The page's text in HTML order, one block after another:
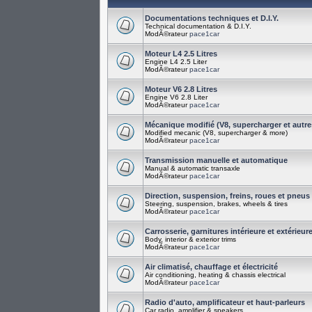
Documentations techniques et D.I.Y.
Technical documentation & D.I.Y.
ModÃ©rateurpace1car
Moteur L4 2.5 Litres
Engine L4 2.5 Liter
ModÃ©rateurpace1car
Moteur V6 2.8 Litres
Engine V6 2.8 Liter
ModÃ©rateurpace1car
Mécanique modifié (V8, supercharger et
Modified mecanic (V8, supercharger & more)
ModÃ©rateurpace1car
Transmission manuelle et automatique
Manual & automatic transaxle
ModÃ©rateurpace1car
Direction, suspension, freins, roues et pneus
Steering, suspension, brakes, wheels & tires
ModÃ©rateurpace1car
Carrosserie, garnitures intérieure et extérieure
Body, interior & exterior trims
ModÃ©rateurpace1car
Air climatisé, chauffage et électricité
Air conditioning, heating & chassis electrical
ModÃ©rateurpace1car
Radio d'auto, amplificateur et haut-parleurs
Car radio, amplifier & speakers